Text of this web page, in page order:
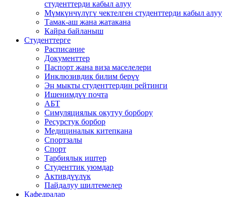
студенттерди кабыл алуу
Мүмкүнчүлүгү чектелген студенттерди кабыл алуу
Тамак-аш жана жатакана
Кайра байланыш
Студенттерге
Расписание
Документтер
Паспорт жана виза маселелери
Инклюзивдик билим берүү
Эң мыкты студенттердин рейтинги
Ишенимдүү почта
АБТ
Симуляциялык окутуу борбору
Ресурстук борбор
Медициналык китепкана
Спортзалы
Спорт
Тарбиялык иштер
Студенттик уюмдар
Активдүүлүк
Пайдалуу шилтемелер
Кафедралар